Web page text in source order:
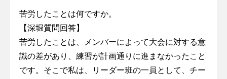
苦労したことは何ですか。
【深堀質問回答】
苦労したことは、メンバーによって大会に対する意
識の差があり、練習が計画通りに進まなかったこと
です。そこで私は、リーダー班の一員として、チー